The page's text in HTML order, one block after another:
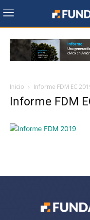
Inicio Informe FDM EC
Informe FDM